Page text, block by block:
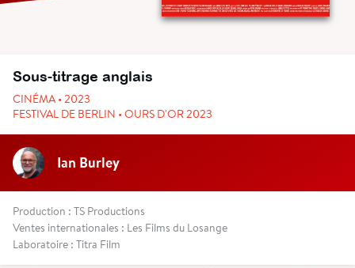
Sous-titrage anglais
CINÉMA • 2023
FESTIVAL DE BERLIN • OURS D'OR 2023
Ian Burley
Production : TS Productions
Ventes internationales : Les Films du Losange
Laboratoire : Titra Film